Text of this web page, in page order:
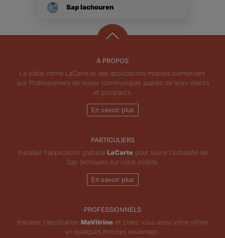
Sap Iachouren
À PROPOS
La plate-forme LaCarte et ses applications mobiles permettent
aux Professionnels de mieux communiquer auprès de leurs clients
et prospects.
En savoir plus
PARTICULIERS
Installez l'application gratuite LaCartepour suivre l'actualité de
Sap Iachouren sur votre mobile.
En savoir plus
PROFESSIONNELS
Installez l'application MaVitrineet créez vous aussi votre vitrine
en quelques minutes seulement.